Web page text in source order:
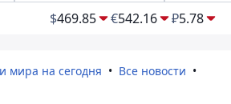
$469.85 €542.16 ₽5.78
мира на сегодня
Все новости